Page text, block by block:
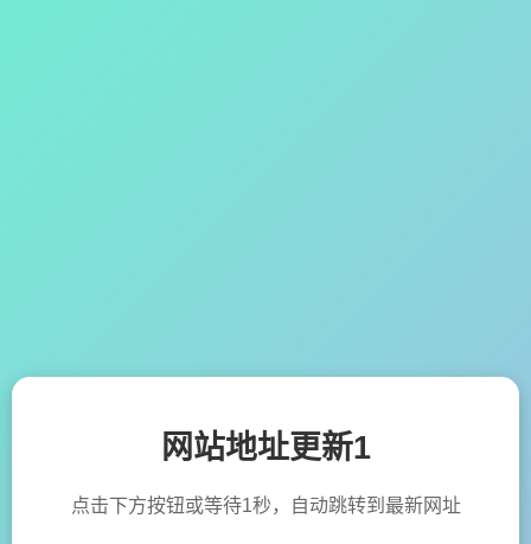
网站地址更新1
点击下方按钮或等待1秒，自动跳转到最新网址